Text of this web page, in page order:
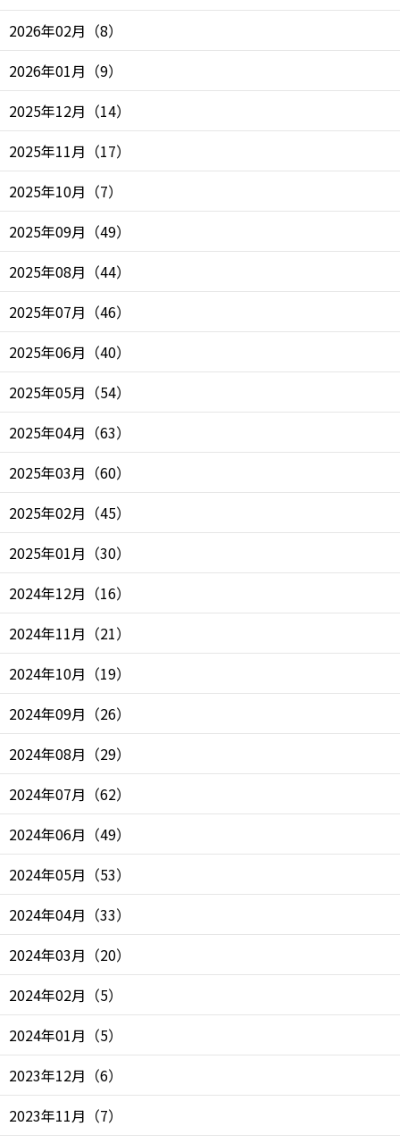
2026年02月 （8）
2026年01月 （9）
2025年12月 （14）
2025年11月 （17）
2025年10月 （7）
2025年09月 （49）
2025年08月 （44）
2025年07月 （46）
2025年06月 （40）
2025年05月 （54）
2025年04月 （63）
2025年03月 （60）
2025年02月 （45）
2025年01月 （30）
2024年12月 （16）
2024年11月 （21）
2024年10月 （19）
2024年09月 （26）
2024年08月 （29）
2024年07月 （62）
2024年06月 （49）
2024年05月 （53）
2024年04月 （33）
2024年03月 （20）
2024年02月 （5）
2024年01月 （5）
2023年12月 （6）
2023年11月 （7）